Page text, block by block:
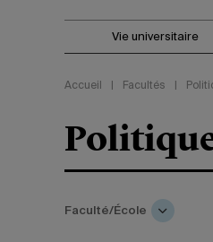
Vie universitaire
Accueil Facultés
Faculté/École